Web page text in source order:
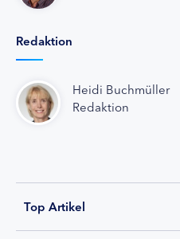
Redaktion
Heidi Buchmüller
Redaktion
Top Artikel